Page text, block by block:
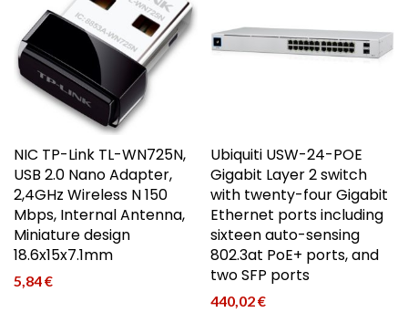
NIC TP-Link TL-WN725N,
USB 2.0 Nano Adapter,
2,4GHz Wireless N 150
Mbps, Internal Antenna,
Miniature design
18.6x15x7.1mm
5,84€
Ubiquiti USW-24-POE
Gigabit Layer 2 switch
with twenty-four Gigabit
Ethernet ports including
sixteen auto-sensing
802.3at PoE+ ports, and
two SFP ports
440,02€